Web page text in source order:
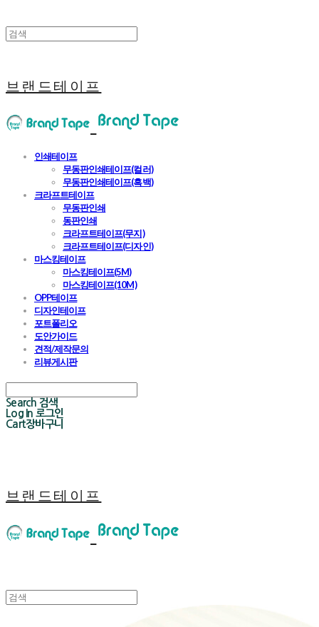
브랜드테이프
인쇄테이프
무동판인쇄테이프(컬러)
무동판인쇄테이프(흑백)
크라프트테이프
무동판인쇄
동판인쇄
크라프트테이프(무지)
크라프트테이프(디자인)
마스킹테이프
마스킹테이프(5M)
마스킹테이프(10M)
OPP테이프
디자인테이프
포트폴리오
도안가이드
견적/제작문의
리뷰게시판
Search 검색
Log In 로그인
Cart장바구니
브랜드테이프